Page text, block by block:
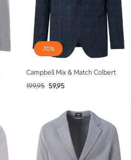
-70%
Campbell Mix & Match Colbert
199,95 59,95